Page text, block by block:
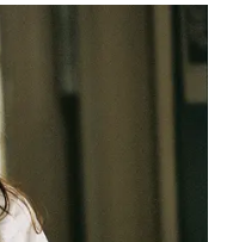
বা
হবে। ডাক্তার ও
বলেও